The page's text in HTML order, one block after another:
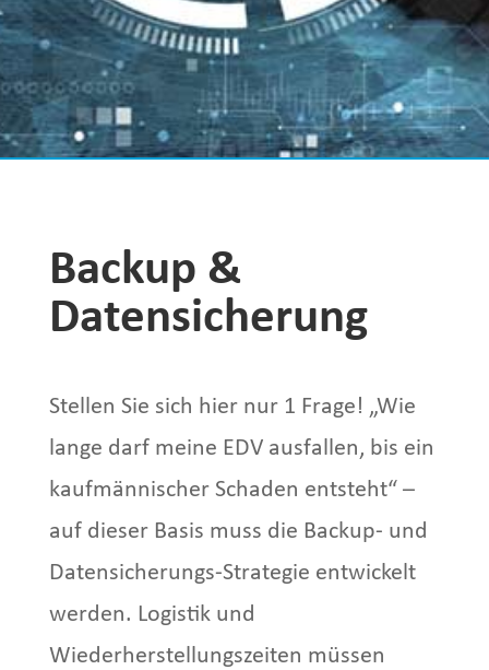
Backup &
Datensicherung
Stellen Sie sich hier nur 1 Frage! „Wie
lange darf meine EDV ausfallen, bis ein
kaufmännischer Schaden entsteht“ –
auf dieser Basis muss die Backup- und
Datensicherungs-Strategie entwickelt
werden. Logistik und
Wiederherstellungszeiten müssen